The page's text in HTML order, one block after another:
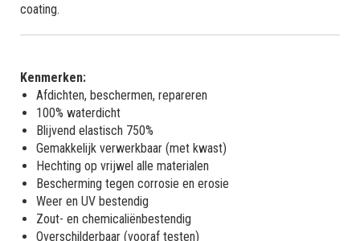
coating.
Kenmerken:
Afdichten, beschermen, repareren
100% waterdicht
Blijvend elastisch 750%
Gemakkelijk verwerkbaar (met kwast)
Hechting op vrijwel alle materialen
Bescherming tegen corrosie en erosie
Weer en UV bestendig
Zout- en chemicaliënbestendig
Overschilderbaar (vooraf testen)